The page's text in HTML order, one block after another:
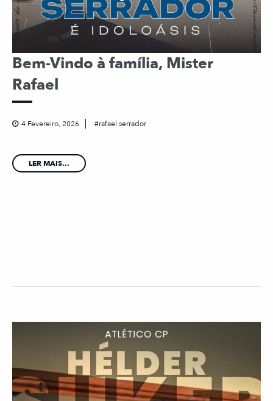
Bem-Vindo à família, Mister
Rafael
4 Fevereiro, 2026 rafael serrador
LER MAIS...